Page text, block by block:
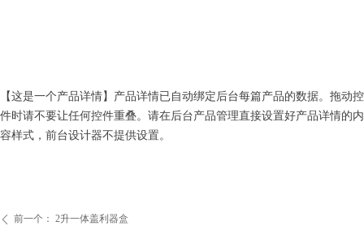
ꄴ 前一个： 2升一体盖利器盒
【这是一个产品详情】产品详情已自动绑定后台每篇产品的数据。拖动控
件时请不要让任何控件重叠。请在后台产品管理直接设置好产品详情的内
容样式，前台设计器不提供设置。